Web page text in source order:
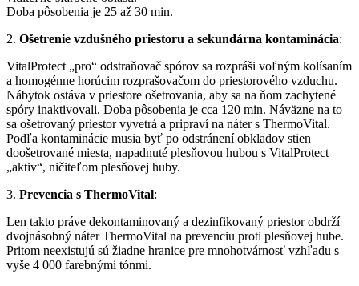
Doba pôsobenia je 25 až 30 min.
2. Ošetrenie vzdušného priestoru a sekundárna kontaminácia:
VitalProtect „pro“ odstraňovač spórov sa rozpráši voľným kolísaním
a homogénne horúcim rozprašovačom do priestorového vzduchu.
Nábytok ostáva v priestore ošetrovania, aby sa na ňom zachytené
spóry inaktivovali. Doba pôsobenia je cca 120 min. Náväzne na to
sa ošetrovaný priestor vyvetrá a pripraví na náter s ThermoVital.
Podľa kontaminácie musia byť po odstránení obkladov stien
doošetrované miesta, napadnuté plesňovou hubou s VitalProtect
„aktiv“, ničiteľom plesňovej huby.
3. Prevencia s ThermoVital:
Len takto práve dekontaminovaný a dezinfikovaný priestor obdrží
dvojnásobný náter ThermoVital na prevenciu proti plesňovej hube.
Pritom neexistujú sú žiadne hranice pre mnohotvárnosť vzhľadu s
vyše 4 000 farebnými tónmi.